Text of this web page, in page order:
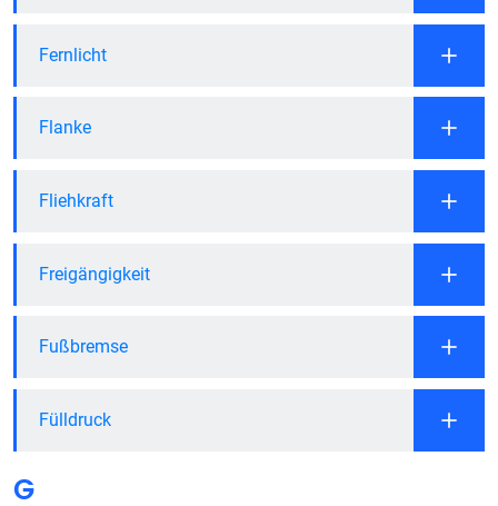
Fernlicht
Flanke
Fliehkraft
Freigängigkeit
Fußbremse
Fülldruck
G